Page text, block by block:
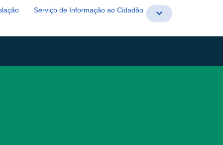
Serviço de Informação ao Cidadão